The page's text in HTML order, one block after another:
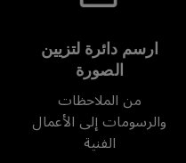
ارسم دائرة لتزيين
الصورة
من الملاحظات
والرسومات إلى الأعمال
الفنية